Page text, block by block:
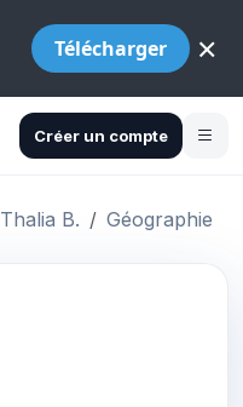
Télécharger ×
Créer un compte
Thalia B. Géographie